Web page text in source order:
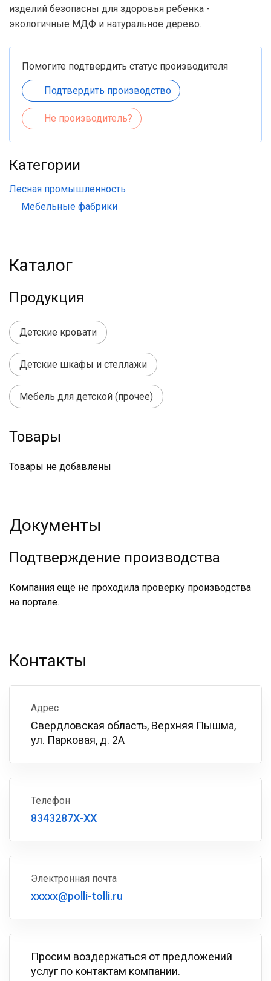
изделий безопасны для здоровья ребенка -
экологичные МДФ и натуральное дерево.
Помогите подтвердить статус производителя
Подтвердить производство
Не производитель?
Категории
Лесная промышленность
Мебельные фабрики
Каталог
Продукция
Детские кровати
Детские шкафы и стеллажи
Мебель для детской (прочее)
Товары
Товары не добавлены
Документы
Подтверждение производства
Компания ещё не проходила проверку производства
на портале.
Контакты
Адрес
Свердловская область, Верхняя Пышма,
ул. Парковая, д. 2А
Телефон
8343287X-XX
Электронная почта
xxxxx@polli-tolli.ru
Просим воздержаться от предложений
услуг по контактам компании.